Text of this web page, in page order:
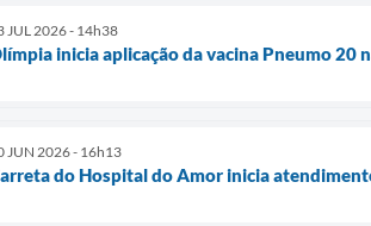
JUL 2026 - 14h38
inicia aplicação da vacina Pneumo 20
JUN 2026 - 16h13
do Hospital do Amor inicia